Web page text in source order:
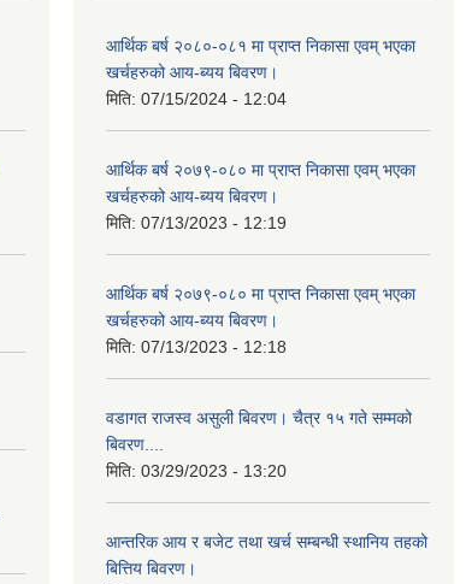
आर्थिक बर्ष २०८०-०८१ मा प्राप्त निकासा एवम् भएका
खर्चहरुको आय-ब्यय बिवरण।
मिति: 07/15/2024 - 12:04
आर्थिक बर्ष २०७९-०८० मा प्राप्त निकासा एवम् भएका
खर्चहरुको आय-ब्यय बिवरण।
मिति: 07/13/2023 - 12:19
आर्थिक बर्ष २०७९-०८० मा प्राप्त निकासा एवम् भएका
खर्चहरुको आय-ब्यय बिवरण।
मिति: 07/13/2023 - 12:18
वडागत राजस्व असुली बिवरण। चैत्र १५ गते सम्मको
बिवरण....
मिति: 03/29/2023 - 13:20
आन्तरिक आय र बजेट तथा खर्च सम्बन्धी स्थानिय तहको
बित्तिय बिवरण।